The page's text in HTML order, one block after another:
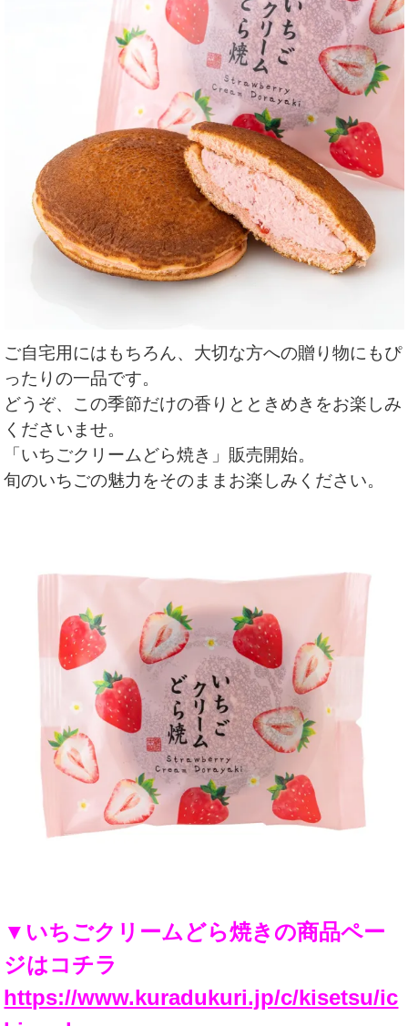
ご自宅用にはもちろん、大切な方への贈り物にもぴ
ったりの一品です。
どうぞ、この季節だけの香りとときめきをお楽しみ
くださいませ。
「いちごクリームどら焼き」販売開始。
旬のいちごの魅力をそのままお楽しみください。
▼いちごクリームどら焼きの商品ペー
ジはコチラ
https://www.kuradukuri.jp/c/kisetsu/ic